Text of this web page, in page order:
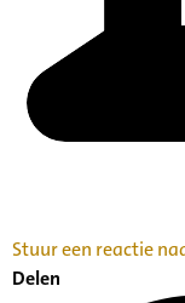
Stuur een reactie
Delen